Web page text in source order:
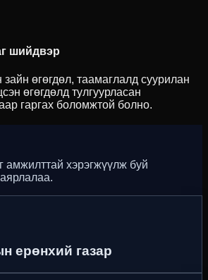
шийдвэр
өгөгдөл, таамаглалд суурилан
өгөгдөлд тулгуурласан
гаргах боломжтой болно.
амжилттай хэрэгжүүлж буй
ерөнхий газар